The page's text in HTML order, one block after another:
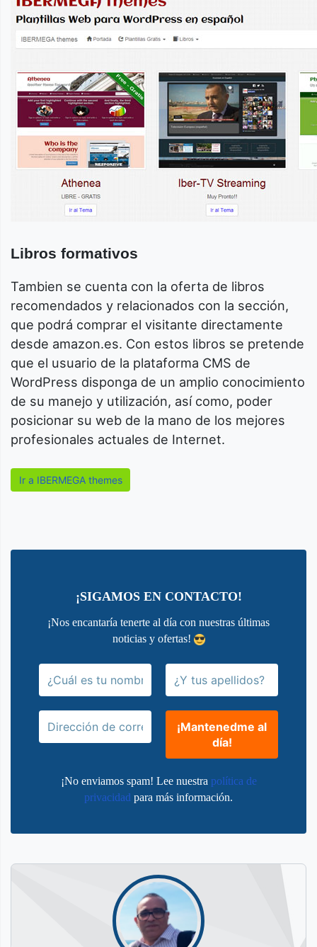
Libros formativos
Tambien se cuenta con la oferta de libros
recomendados y relacionados con la sección,
que podrá comprar el visitante directamente
desde amazon.es. Con estos libros se pretende
que el usuario de la plataforma CMS de
WordPress disponga de un amplio conocimiento
de su manejo y utilización, así como, poder
posicionar su web de la mano de los mejores
profesionales actuales de Internet.
Ir a IBERMEGA themes
¡SIGAMOS EN CONTACTO!
¡Nos encantaría tenerte al día con nuestras últimas
noticias y ofertas!
¡No enviamos spam! Lee nuestra política de
privacidad para más información.